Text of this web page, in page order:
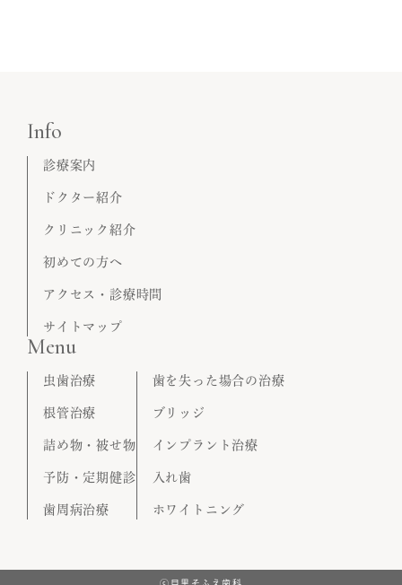
Info
診療案内
ドクター紹介
クリニック紹介
初めての方へ
アクセス・診療時間
サイトマップ
Menu
虫歯治療
根管治療
詰め物・被せ物
予防・定期健診
歯周病治療
歯を失った場合の治療
ブリッジ
インプラント治療
入れ歯
ホワイトニング